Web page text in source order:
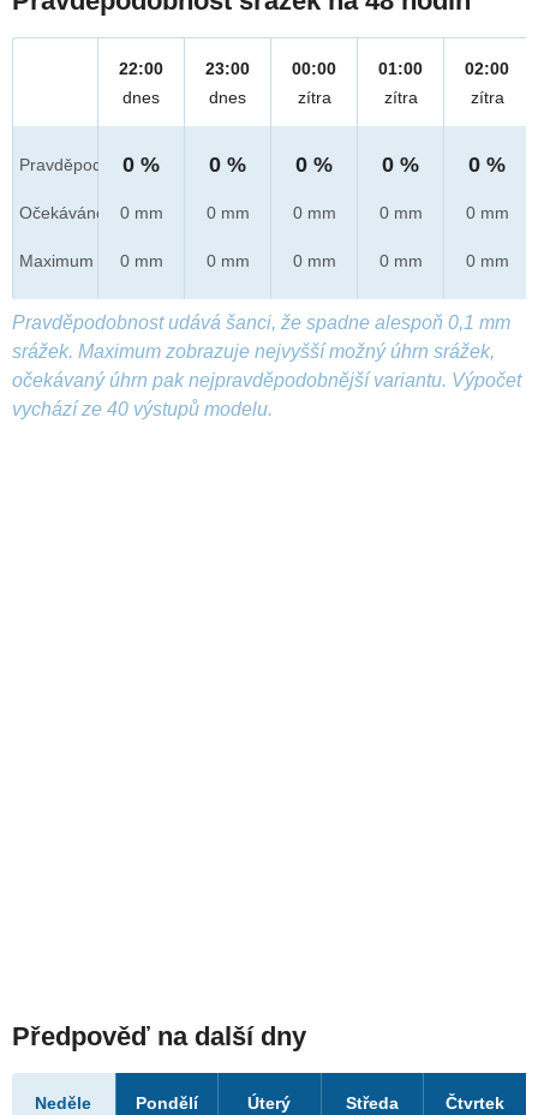
Pravděpod.
Očekáváno
Maximum
22:00
dnes
0 %
0 mm
0 mm
23:00
dnes
0 %
0 mm
0 mm
00:00
zítra
0 %
0 mm
0 mm
01:00
zítra
0 %
0 mm
0 mm
02:00
zítra
0 %
0 mm
0 mm
Pravděpodobnost udává šanci, že spadne alespoň 0,1 mm
srážek. Maximum zobrazuje nejvyšší možný úhrn srážek,
očekávaný úhrn pak nejpravděpodobnější variantu. Výpočet
vychází ze 40 výstupů modelu.
Předpověď na další dny
Neděle Pondělí Úterý Středa Čtvrtek